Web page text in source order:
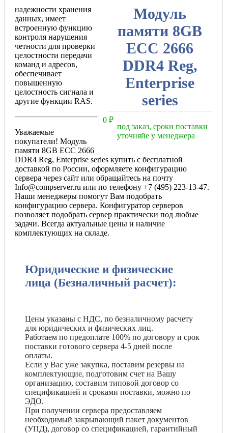
Модуль
памяти 8GB
ECC 2666
DDR4 Reg,
Enterprise
series
0 ₽
под заказ, сроки поставки
уточняйе у менеджера
надежности хранения
данных, имеет
встроенную функцию
контроля нарушения
четности для проверки
целостности передачи
команд и адресов,
обеспечивает
повышенную
целостность сигнала и
другие функции RAS.
Уважаемые
покупатели! Модуль
памяти 8GB ECC 2666
DDR4 Reg, Enterprise series купить с бесплатной
доставкой по России, оформляете конфигурацию
сервера через сайт или обращайтесь на почту
Info@compserver.ru или по телефону +7 (495) 223-13-47.
Наши менеджеры помогут Вам подобрать
конфигурацию сервера. Конфигуратор серверов
позволяет подобрать сервер практически под любые
задачи. Всегда актуальные цены и наличие
комплектующих на складе.
Юридические и физические
лица (Безналичный расчет):
Цены указаны с НДС, по безналичному расчету
для юридических и физических лиц.
Работаем по предоплате 100% по договору и срок
поставки готового сервера 4-5 дней после
оплаты.
Если у Вас уже закупка, поставим резервы на
комплектующие, подготовим счет на Вашу
организацию, составим типовой договор со
спецификацией и сроками поставки, можно по
ЭДО.
При получении сервера предоставляем
необходимый закрывающий пакет документов
(УПД), договор со спецификацией, гарантийный